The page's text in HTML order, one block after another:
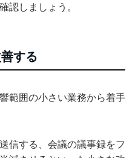
認しましょう。
する
範囲の小さい業務から着手
信する、会議の議事録をフ